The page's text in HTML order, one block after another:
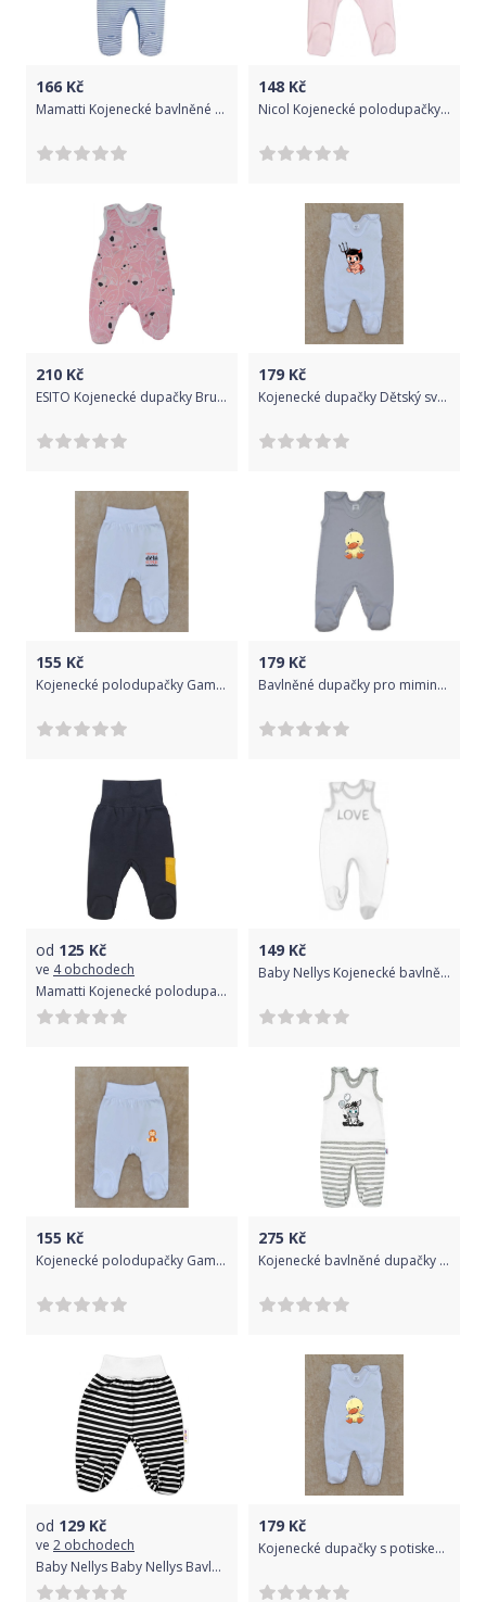
166 Kč
Mamatti Kojenecké bavlněné dupačky World - modrý proužek, vel. 68
148 Kč
Nicol Kojenecké polodupačky Nicol, Baletka - růžové, vel. 86
210 Kč
ESITO Kojenecké dupačky Brumla vel. 56 až 68, Barva šedá, Velikost 62
179 Kč
Kojenecké dupačky Dětský svět bílé s čertíkem vel.50
155 Kč
Kojenecké polodupačky Gama bílé, super miminka vel.56
179 Kč
Bavlněné dupačky pro miminko Gama šedé s kačenkou velikost 56
od 125 Kč
ve 4 obchodech
Mamatti Kojenecké polodupačky Hero - granát
149 Kč
Baby Nellys Kojenecké bavlněné dupačky Baby Nellys, Love - bílé, vel. 62
155 Kč
Kojenecké polodupačky Gama bílé sedící opička vel.56
275 Kč
Kojenecké bavlněné dupačky New Baby Zebra exclusive, Bílá, 74 (6-9m)
od 129 Kč
ve 2 obchodech
Baby Nellys Baby Nellys Bavlněné kojenecké polodupačky, Cool Bear, granátový proužek, vel. 56
179 Kč
Kojenecké dupačky s potiskem Gama bílé s kačenkou velikost 56